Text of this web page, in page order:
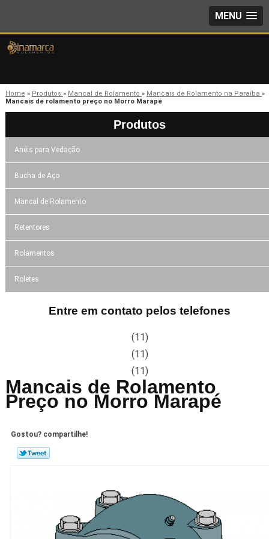
MENU
Home » Produtos » Mancal de Rolamento » Mancais de Rolamento na Paraíba »
Mancais de rolamento preço no Morro Marapé
Produtos
Anéis para Vedação
Bucha de Aço
Mancal de Rolamento
Retentores
Rolamentos
Roletes
Entre em contato pelos telefones
(11)
(11)
(11)
Mancais de Rolamento
Preço no Morro Marapé
Gostou? compartilhe!